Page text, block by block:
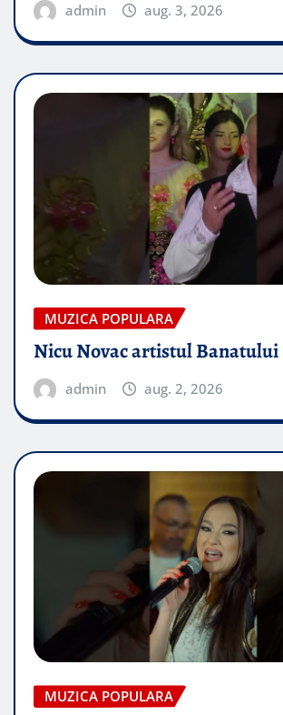
admin aug. 3, 2026
MUZICA POPULARA
Nicu Novac artistul Banatului
admin aug. 2, 2026
MUZICA POPULARA